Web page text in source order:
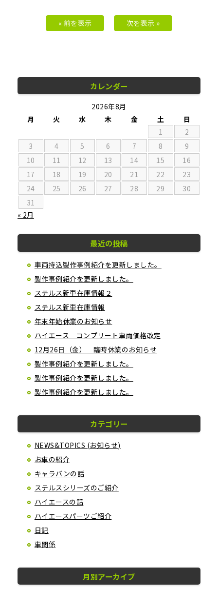
« 前を表示 次を表示 »
カレンダー
2026年8月
月
火 水 木 金 土
日
1
2
3
4 5 6 7 8
9
10
11 12 13 14 15
16
17
18 19 20 21 22
23
24
25 26 27 28 29
30
31
« 2月
最近の投稿
車両持込製作事例紹介を更新しました。
製作事例紹介を更新しました。
ステルス新車在庫情報２
ステルス新車在庫情報
年末年始休業のお知らせ
ハイエース コンプリート車両価格改定
12月26日（金） 臨時休業のお知らせ
製作事例紹介を更新しました。
製作事例紹介を更新しました。
製作事例紹介を更新しました。
カテゴリー
NEWS&TOPICS (お知らせ)
お車の紹介
キャラバンの話
ステルスシリーズのご紹介
ハイエースの話
ハイエースパーツご紹介
日記
車関係
月別アーカイブ